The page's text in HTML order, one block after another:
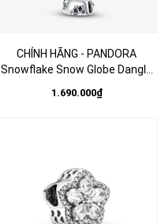
CHÍNH HÃNG - PANDORA
Snowflake Snow Globe Dangle
glass) - Hạt trang trí vòng tay
1.690.000₫